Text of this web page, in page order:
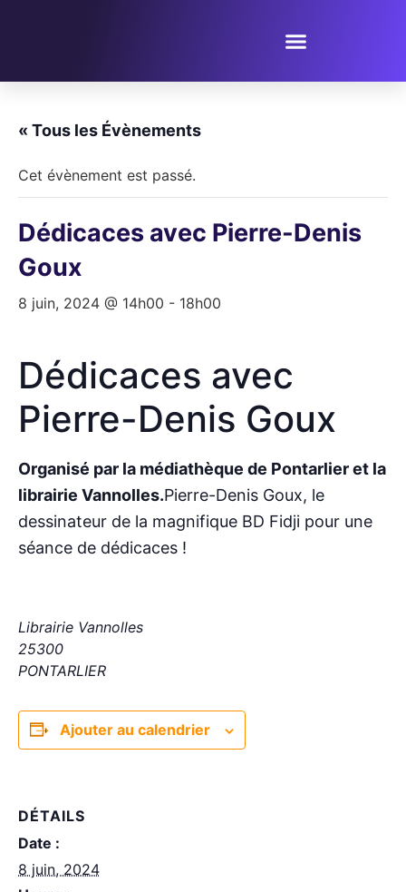
« Tous les Évènements
Cet évènement est passé.
Dédicaces avec Pierre-Denis
Goux
8 juin, 2024 @ 14h00 - 18h00
Dédicaces avec
Pierre-Denis Goux
Organisé par la médiathèque de Pontarlier et la
librairie Vannolles.Pierre-Denis Goux, le
dessinateur de la magnifique BD Fidji pour une
séance de dédicaces !
Librairie Vannolles
25300
PONTARLIER
Ajouter au calendrier
DÉTAILS
Date :
8 juin, 2024